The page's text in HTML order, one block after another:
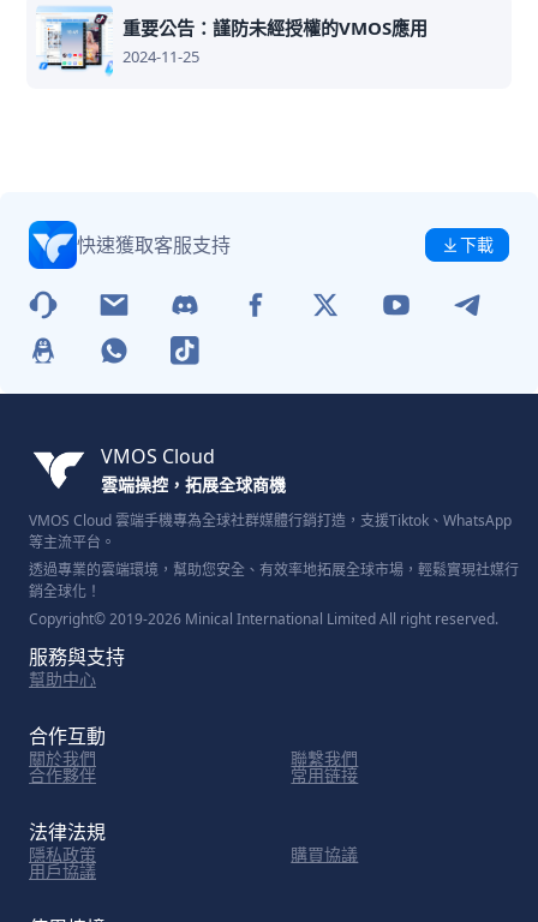
重要公告：謹防未經授權的VMOS應用
2024-11-25
快速獲取客服支持 下載
VMOS Cloud
雲端操控，拓展全球商機
VMOS Cloud 雲端手機專為全球社群媒體行銷打造，支援Tiktok、WhatsApp
等主流平台。
透過專業的雲端環境，幫助您安全、有效率地拓展全球市場，輕鬆實現社媒行
銷全球化！
Copyright© 2019-2026 Minical International Limited All right reserved.
服務與支持
幫助中心
合作互動
關於我們 聯繫我們
合作夥伴 常用链接
法律法規
隱私政策 購買協議
用戶協議